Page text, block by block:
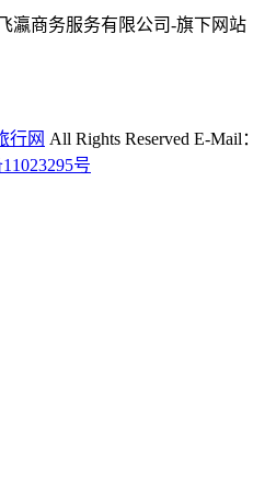
瀛商务服务有限公司-旗下网站
行网 All Rights Reserved E-Mail：
号